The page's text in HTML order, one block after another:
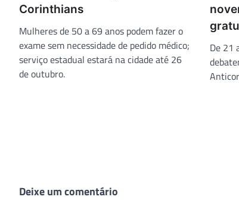
Corinthians
Mulheres de 50 a 69 anos podem fazer o
exame sem necessidade de pedido médico;
serviço estadual estará na cidade até 26
de outubro.
De 21
Deixe um comentário